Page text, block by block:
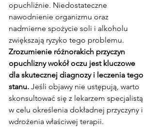
opuchliźnie. Niedostateczne
nawodnienie organizmu oraz
nadmierne spożycie soli i alkoholu
zwiększają ryzyko tego problemu.
Zrozumienie różnorakich przyczyn
opuchlizny wokół oczu jest kluczowe
dla skutecznej diagnozy i leczenia tego
stanu. Jeśli objawy nie ustępują, warto
skonsultować się z lekarzem specjalistą
w celu określenia dokładnej przyczyny i
wdrożenia właściwej terapii.